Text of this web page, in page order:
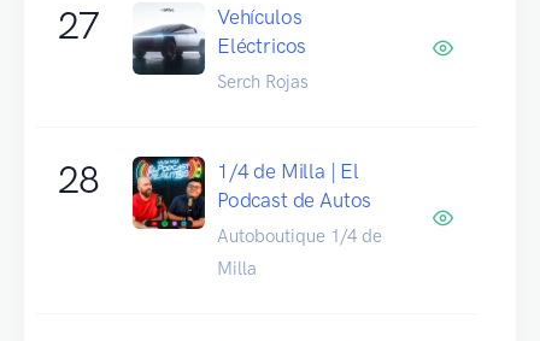
27
Vehículos
Eléctricos
Serch Rojas
28
1/4 de Milla | El
Podcast de Autos
Autoboutique 1/4 de
Milla